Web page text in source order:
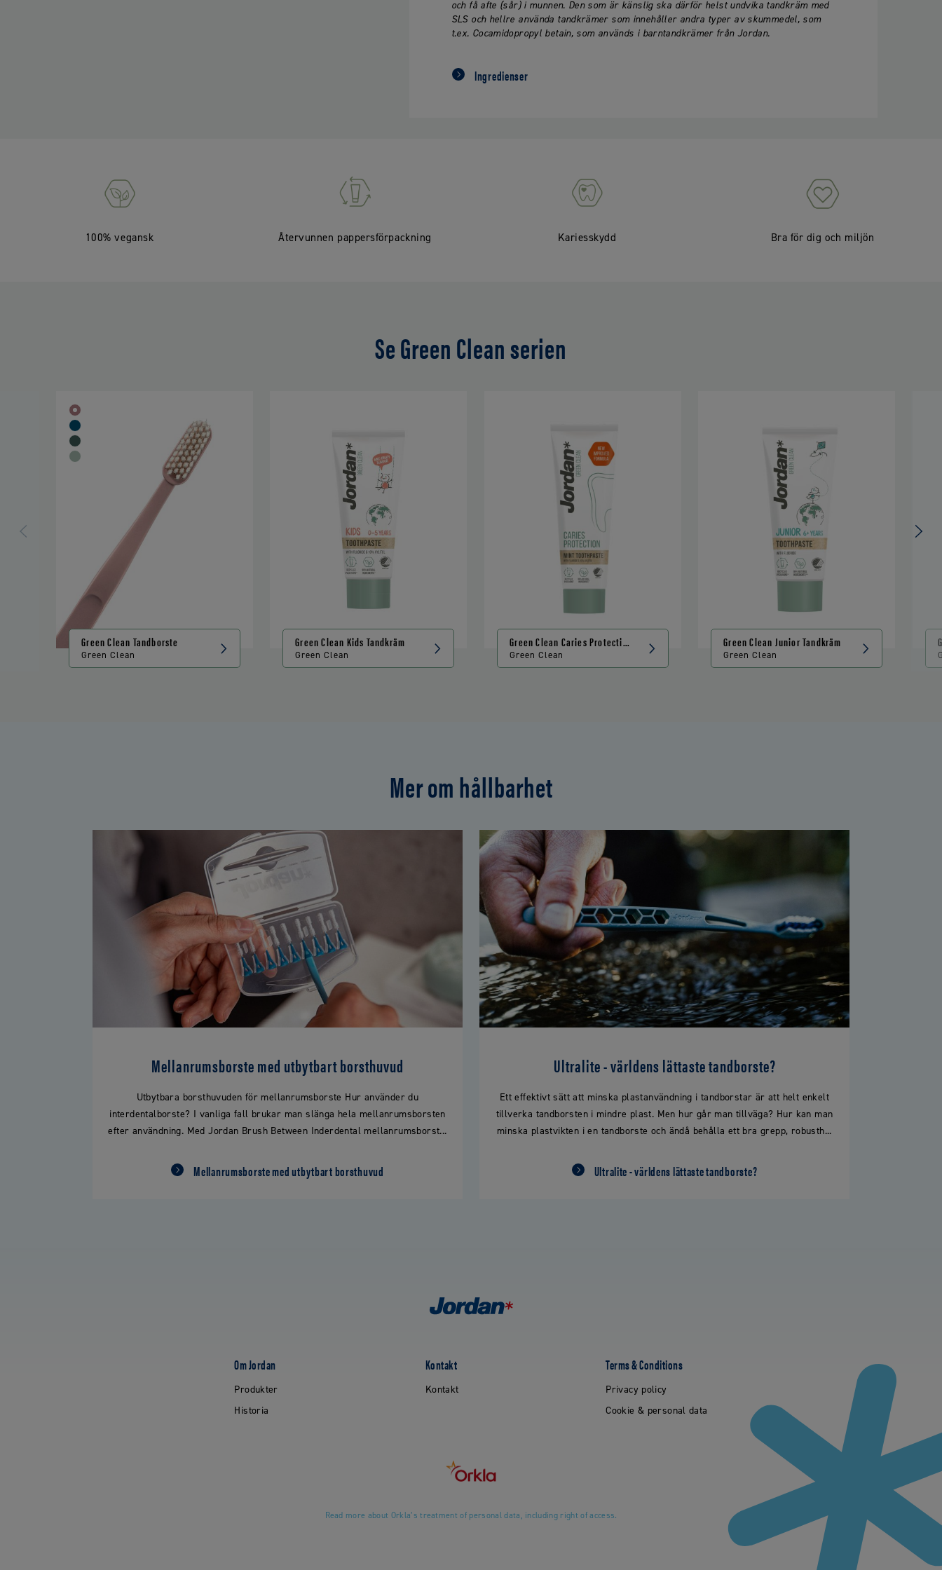
och få afte (sår) i munnen. Den som är känslig ska därför helst undvika tandkräm med
SLS och hellre använda tandkrämer som innehåller andra typer av skummedel, som
t.ex. Cocamidopropyl betain, som används i barntandkrämer från Jordan.
Ingredienser
100% vegansk Återvunnen pappersförpackning Kariesskydd Bra för dig och miljön
Se Green Clean serien
Green Clean Tandborste
Green Clean
Green Clean Kids Tandkräm
Green Clean
Green Clean Caries Protection
Tandkräm
Green Clean
Green Clean Junior Tandkräm
Green Clean
Mer om hållbarhet
Mellanrumsborste med utbytbart borsthuvud
Utbytbara borsthuvuden för mellanrumsborste Hur använder du
interdentalborste? I vanliga fall brukar man slänga hela mellanrumsborsten
efter användning. Med Jordan Brush Between Inderdental mellanrumsborst...
Mellanrumsborste med utbytbart borsthuvud
Ultralite - världens lättaste tandborste?
Ett effektivt sätt att minska plastanvändning i tandborstar är att helt enkelt
tillverka tandborsten i mindre plast. Men hur går man tillväga? Hur kan man
minska plastvikten i en tandborste och ändå behålla ett bra grepp, robusth...
Ultralite - världens lättaste tandborste?
Om Jordan
Produkter
Historia
Kontakt
Kontakt
Terms & Conditions
Privacy policy
Cookie & personal data
Read more about Orkla’s treatment of personal data, including right of access.